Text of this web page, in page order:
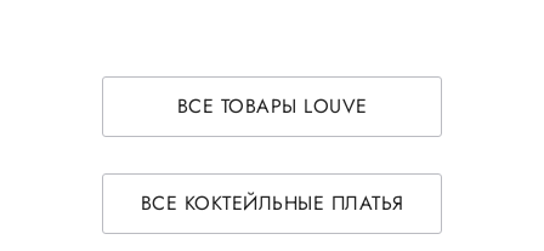
ВСЕ ТОВАРЫ LOUVE
ВСЕ КОКТЕЙЛЬНЫЕ ПЛАТЬЯ